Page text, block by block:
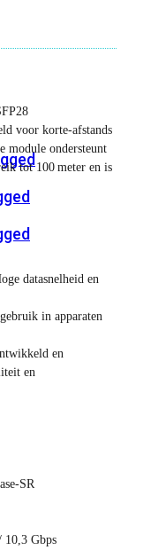
voor korte-afstands
ondersteunt
tot 100 meter en is
datasnelheid en
in apparaten
en
en
SR
Gbps